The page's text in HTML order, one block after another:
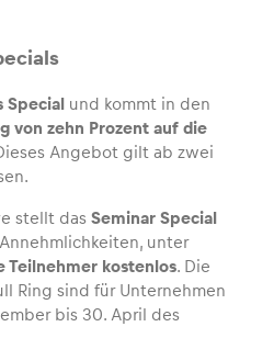
Special und kommt in den
von zehn Prozent auf die
Angebot gilt ab zwei
stellt das Seminar Special
unter
Teilnehmer kostenlos. Die
Ring sind für Unternehmen
bis 30. April des